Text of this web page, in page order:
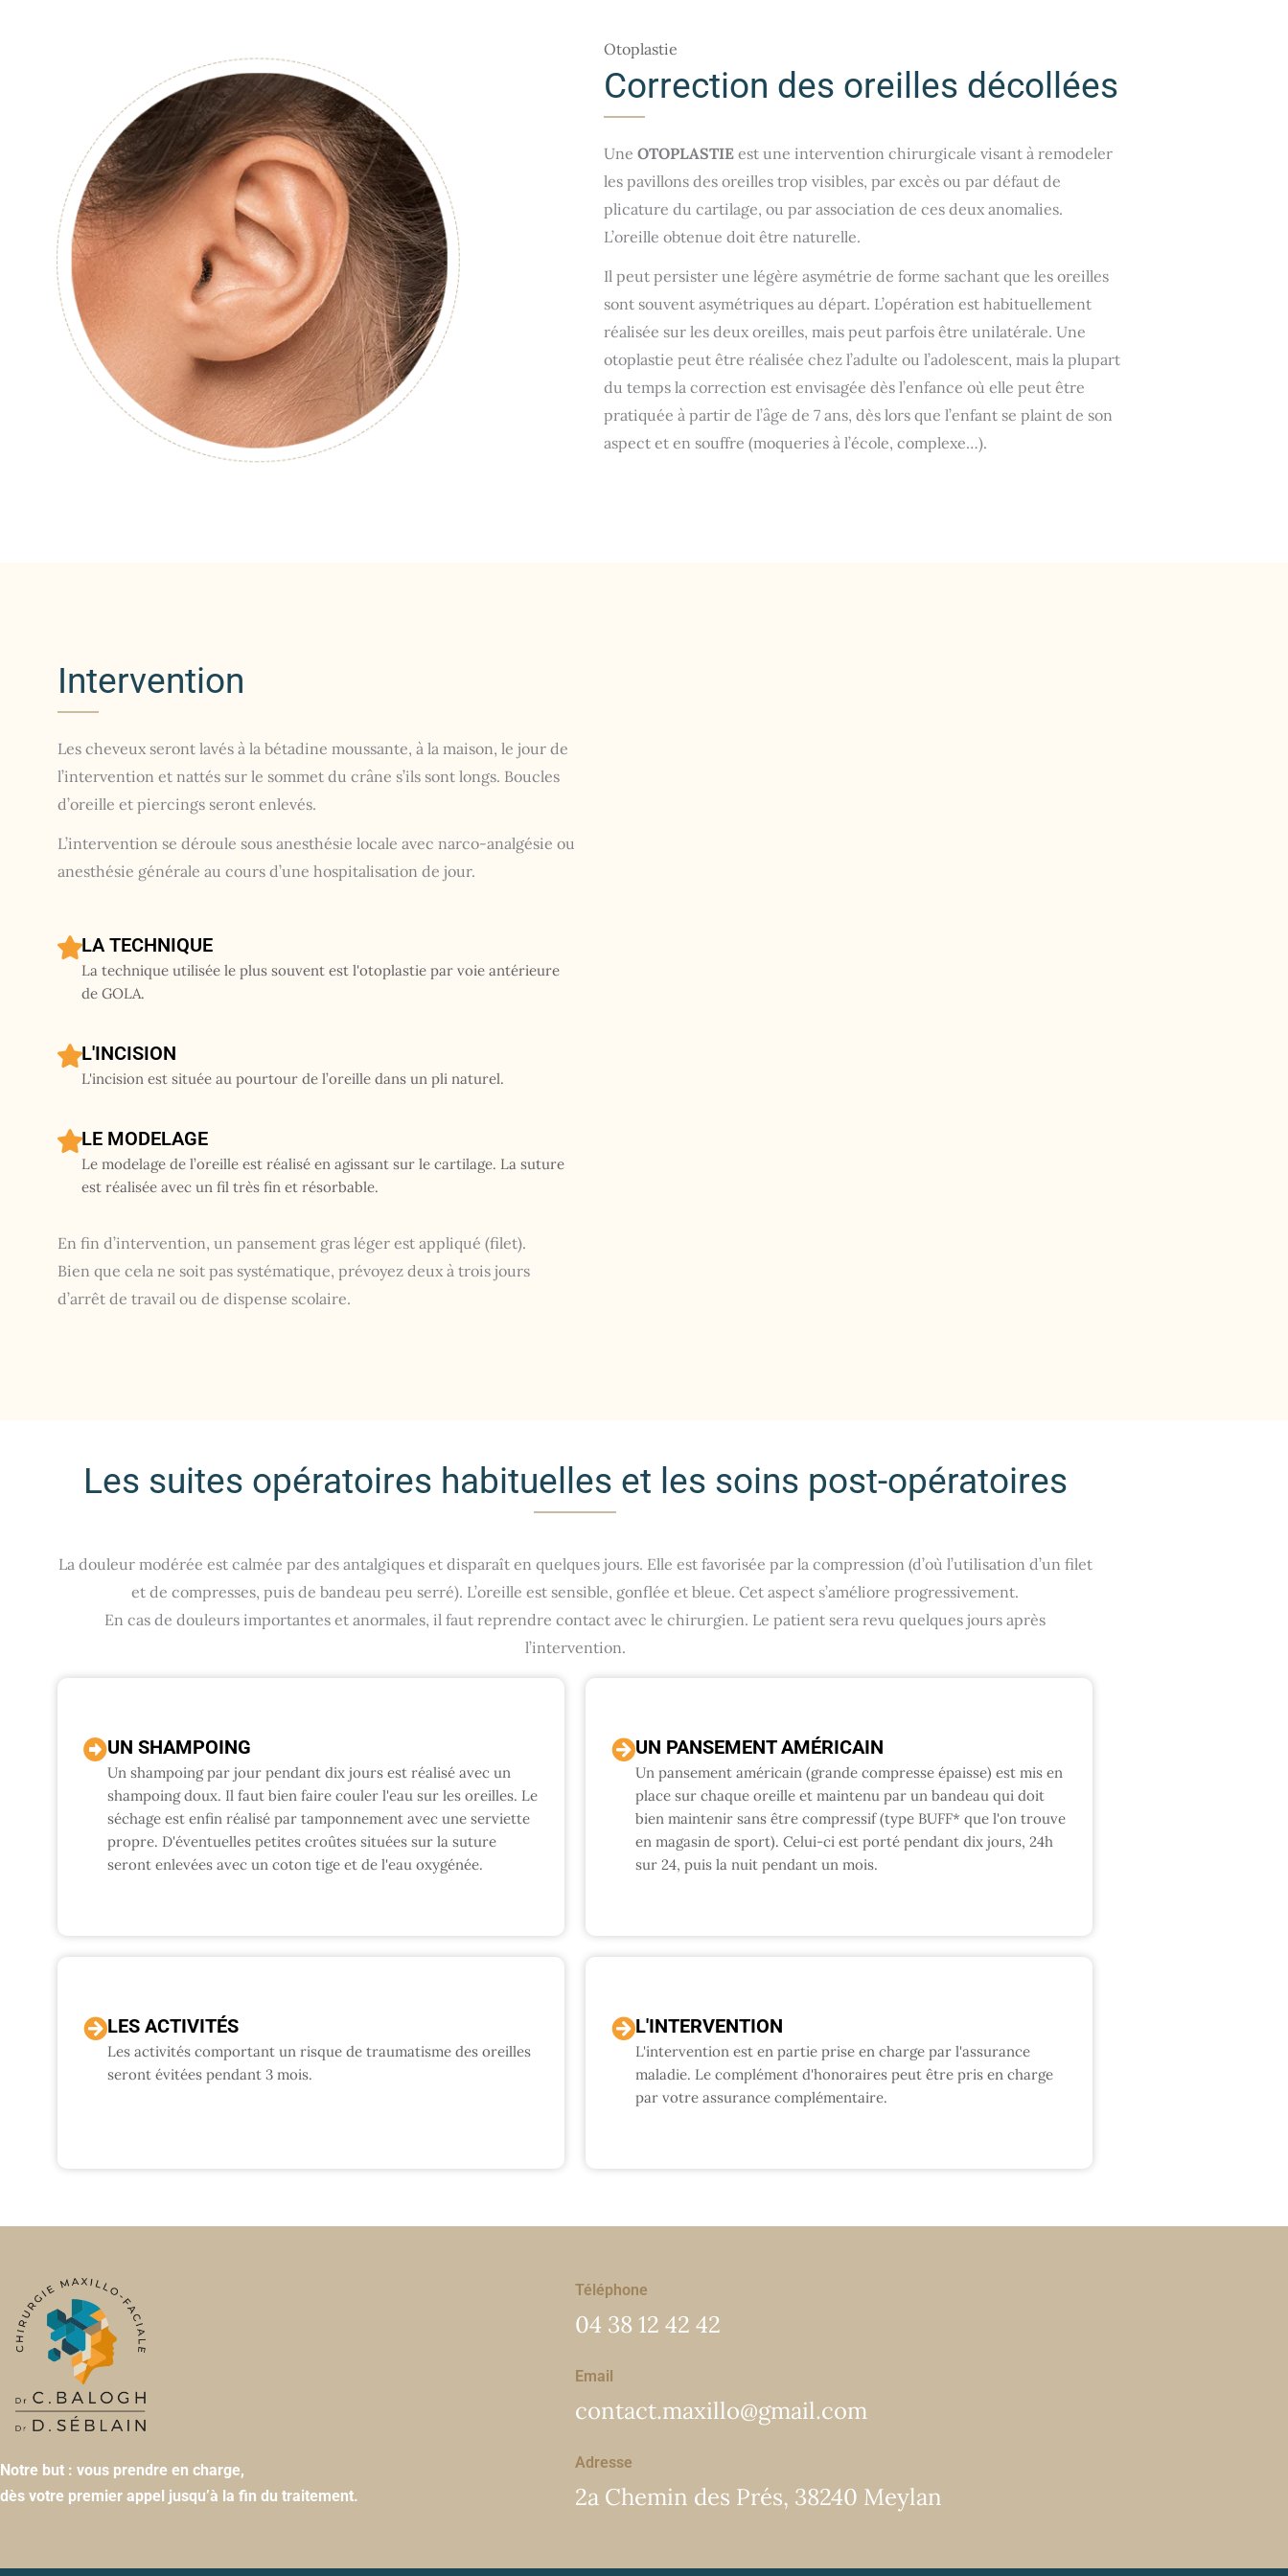
Otoplastie
Correction des oreilles décollées
Une OTOPLASTIE est une intervention chirurgicale visant à remodeler
les pavillons des oreilles trop visibles, par excès ou par défaut de
plicature du cartilage, ou par association de ces deux anomalies.
L’oreille obtenue doit être naturelle.
Il peut persister une légère asymétrie de forme sachant que les oreilles
sont souvent asymétriques au départ. L’opération est habituellement
réalisée sur les deux oreilles, mais peut parfois être unilatérale. Une
otoplastie peut être réalisée chez l’adulte ou l’adolescent, mais la plupart
du temps la correction est envisagée dès l’enfance où elle peut être
pratiquée à partir de l’âge de 7 ans, dès lors que l’enfant se plaint de son
aspect et en souffre (moqueries à l’école, complexe…).
Intervention
Les cheveux seront lavés à la bétadine moussante, à la maison, le jour de
l’intervention et nattés sur le sommet du crâne s’ils sont longs. Boucles
d’oreille et piercings seront enlevés.
L’intervention se déroule sous anesthésie locale avec narco-analgésie ou
anesthésie générale au cours d’une hospitalisation de jour.
LA TECHNIQUE
La technique utilisée le plus souvent est l'otoplastie par voie antérieure
de GOLA.
L'INCISION
L'incision est située au pourtour de l’oreille dans un pli naturel.
LE MODELAGE
Le modelage de l’oreille est réalisé en agissant sur le cartilage. La suture
est réalisée avec un fil très fin et résorbable.
En fin d’intervention, un pansement gras léger est appliqué (filet).
Bien que cela ne soit pas systématique, prévoyez deux à trois jours
d’arrêt de travail ou de dispense scolaire.
Les suites opératoires habituelles et les soins post-opératoires
La douleur modérée est calmée par des antalgiques et disparaît en quelques jours. Elle est favorisée par la compression (d’où l’utilisation d’un filet
et de compresses, puis de bandeau peu serré). L’oreille est sensible, gonflée et bleue. Cet aspect s’améliore progressivement.
En cas de douleurs importantes et anormales, il faut reprendre contact avec le chirurgien. Le patient sera revu quelques jours après
l’intervention.
UN SHAMPOING
Un shampoing par jour pendant dix jours est réalisé avec un
shampoing doux. Il faut bien faire couler l'eau sur les oreilles. Le
séchage est enfin réalisé par tamponnement avec une serviette
propre. D'éventuelles petites croûtes situées sur la suture
seront enlevées avec un coton tige et de l'eau oxygénée.
UN PANSEMENT AMÉRICAIN
Un pansement américain (grande compresse épaisse) est mis en
place sur chaque oreille et maintenu par un bandeau qui doit
bien maintenir sans être compressif (type BUFF* que l'on trouve
en magasin de sport). Celui-ci est porté pendant dix jours, 24h
sur 24, puis la nuit pendant un mois.
LES ACTIVITÉS
Les activités comportant un risque de traumatisme des oreilles
seront évitées pendant 3 mois.
L'INTERVENTION
L'intervention est en partie prise en charge par l'assurance
maladie. Le complément d'honoraires peut être pris en charge
par votre assurance complémentaire.
Notre but : vous prendre en charge,
dès votre premier appel jusqu’à la fin du traitement.
Téléphone
04 38 12 42 42
Email
contact.maxillo@gmail.com
Adresse
2a Chemin des Prés, 38240 Meylan